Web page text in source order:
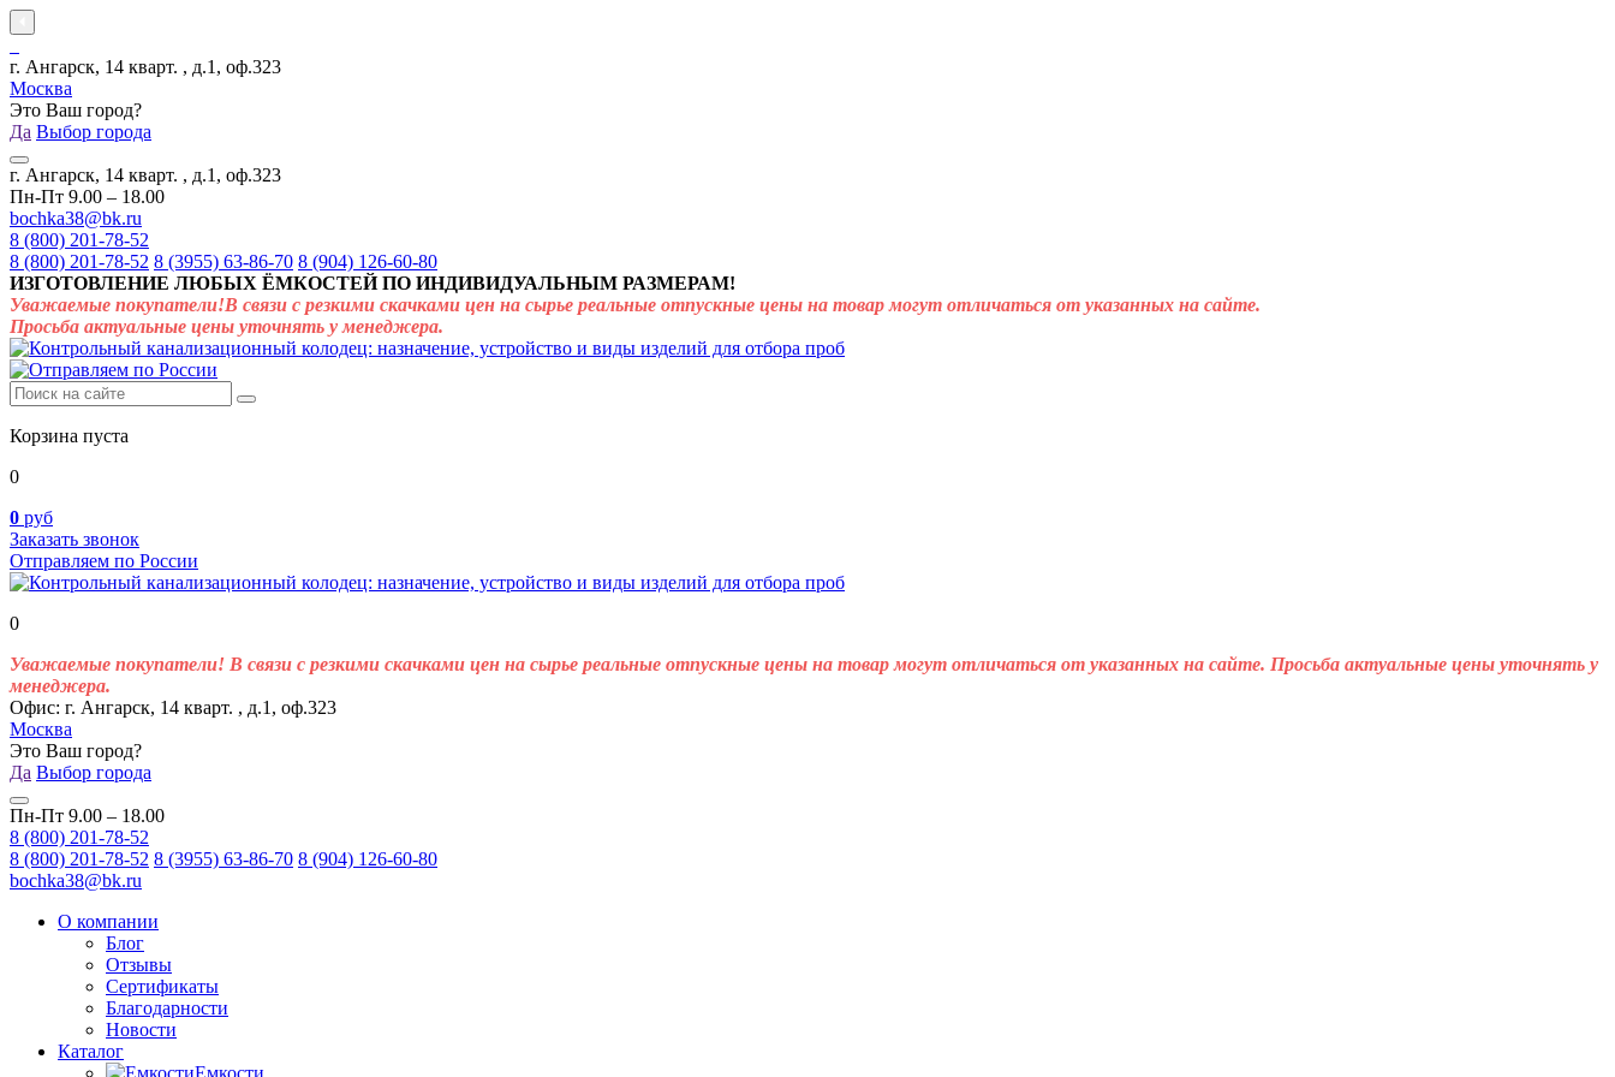
г. Ангарск, 14 кварт. , д.1, оф.323
Москва
Это Ваш город?
Да Выбор города
г. Ангарск, 14 кварт. , д.1, оф.323
Пн-Пт 9.00 – 18.00
bochka38@bk.ru
8 (800) 201-78-52
8 (800) 201-78-52 8 (3955) 63-86-70 8 (904) 126-60-80
ИЗГОТОВЛЕНИЕ ЛЮБЫХ ЁМКОСТЕЙ ПО ИНДИВИДУАЛЬНЫМ РАЗМЕРАМ!
Уважаемые покупатели!В связи с резкими скачками цен на сырье реальные отпускные цены на товар могут отличаться от указанных на сайте.
Просьба актуальные цены уточнять у менеджера.
Корзина пуста
0
0 руб
Заказать звонок
Отправляем по России
0
Уважаемые покупатели! В связи с резкими скачками цен на сырье реальные отпускные цены на товар могут отличаться от указанных на сайте. Просьба актуальные цены уточнять у
менеджера.
Офис: г. Ангарск, 14 кварт. , д.1, оф.323
Москва
Это Ваш город?
Да Выбор города
Пн-Пт 9.00 – 18.00
8 (800) 201-78-52
8 (800) 201-78-52 8 (3955) 63-86-70 8 (904) 126-60-80
bochka38@bk.ru
О компании
Блог
Отзывы
Сертификаты
Благодарности
Новости
Каталог
Емкости